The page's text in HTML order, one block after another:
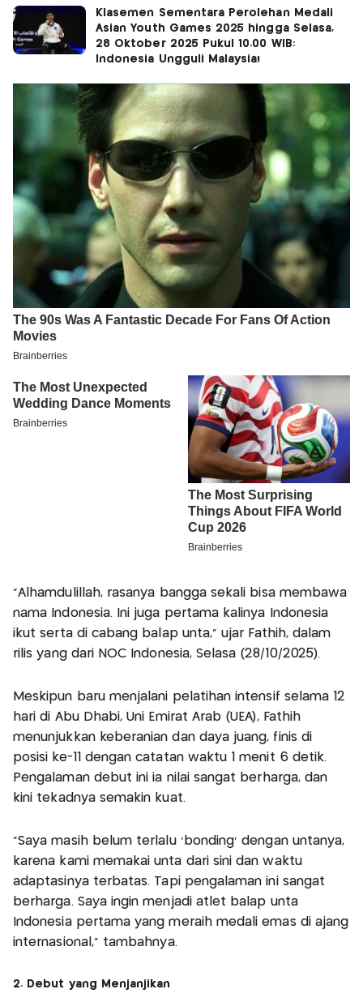
Klasemen Sementara Perolehan Medali
Asian Youth Games 2025 hingga Selasa,
28 Oktober 2025 Pukul 10.00 WIB:
Indonesia Ungguli Malaysia!
"Alhamdulillah, rasanya bangga sekali bisa membawa
nama Indonesia. Ini juga pertama kalinya Indonesia
ikut serta di cabang balap unta," ujar Fathih, dalam
rilis yang dari NOC Indonesia, Selasa (28/10/2025).
Meskipun baru menjalani pelatihan intensif selama 12
hari di Abu Dhabi, Uni Emirat Arab (UEA), Fathih
menunjukkan keberanian dan daya juang, finis di
posisi ke-11 dengan catatan waktu 1 menit 6 detik.
Pengalaman debut ini ia nilai sangat berharga, dan
kini tekadnya semakin kuat.
"Saya masih belum terlalu 'bonding' dengan untanya,
karena kami memakai unta dari sini dan waktu
adaptasinya terbatas. Tapi pengalaman ini sangat
berharga. Saya ingin menjadi atlet balap unta
Indonesia pertama yang meraih medali emas di ajang
internasional," tambahnya.
2. Debut yang Menjanjikan